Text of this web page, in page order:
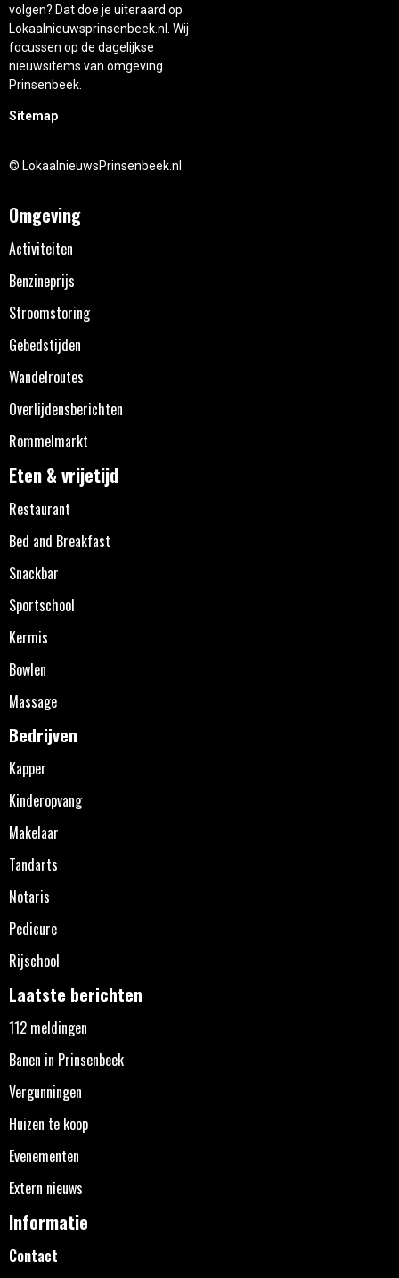
volgen? Dat doe je uiteraard op
Lokaalnieuwsprinsenbeek.nl. Wij
focussen op de dagelijkse
nieuwsitems van omgeving
Prinsenbeek.
Sitemap
© LokaalnieuwsPrinsenbeek.nl
Omgeving
Activiteiten
Benzineprijs
Stroomstoring
Gebedstijden
Wandelroutes
Overlijdensberichten
Rommelmarkt
Eten & vrijetijd
Restaurant
Bed and Breakfast
Snackbar
Sportschool
Kermis
Bowlen
Massage
Bedrijven
Kapper
Kinderopvang
Makelaar
Tandarts
Notaris
Pedicure
Rijschool
Laatste berichten
112 meldingen
Banen in Prinsenbeek
Vergunningen
Huizen te koop
Evenementen
Extern nieuws
Informatie
Contact